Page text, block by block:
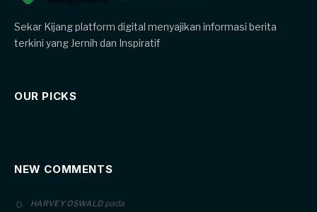
Sekar Kijang platform digital menyajikan informasi berita
terkini yang Jernih dan Inspiratif
OUR PICKS
NEW COMMENTS
HARVEY OSWALDpada